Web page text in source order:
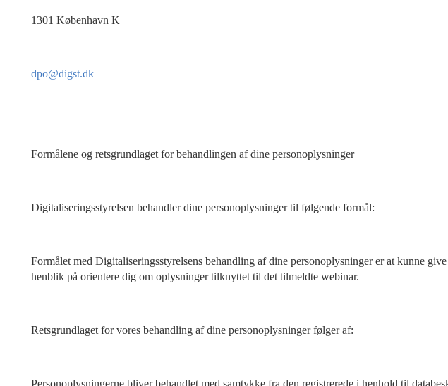
1301 København K
dpo@digst.dk
Formålene og retsgrundlaget for behandlingen af dine personoplysninger
Digitaliseringsstyrelsen behandler dine personoplysninger til følgende formål:
Formålet med Digitaliseringsstyrelsens behandling af dine personoplysninger er at kunne
henblik på orientere dig om oplysninger tilknyttet til det tilmeldte webinar.
Retsgrundlaget for vores behandling af dine personoplysninger følger af:
Personoplysningerne bliver behandlet med samtykke fra den registrerede i henhold til